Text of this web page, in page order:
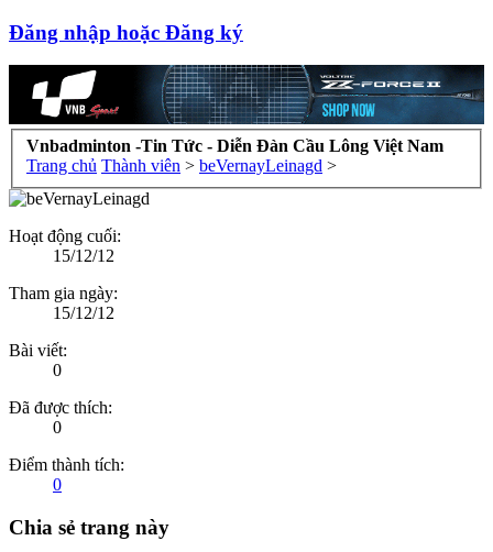
Đăng nhập hoặc Đăng ký
Vnbadminton -Tin Tức - Diễn Đàn Cầu Lông Việt Nam
Trang chủ Thành viên > beVernayLeinagd >
Hoạt động cuối:
15/12/12
Tham gia ngày:
15/12/12
Bài viết:
0
Đã được thích:
0
Điểm thành tích:
0
Chia sẻ trang này